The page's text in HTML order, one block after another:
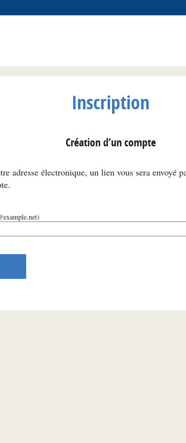
Inscription
Création d’un compte
adresse électronique, un lien vous sera envoyé